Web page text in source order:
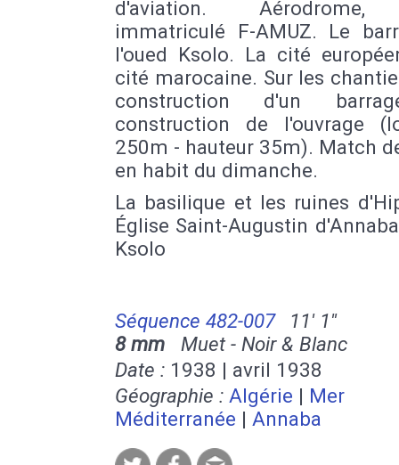
d'aviation. Aérodrome,
immatriculé F-AMUZ. Le
l'oued Ksolo. La cité
cité marocaine. Sur les
construction d'un
construction de l'ouvrage
250m - hauteur 35m). Match
en habit du dimanche.
La basilique et les ruines
Église Saint-Augustin
Ksolo
Séquence 482-007
11' 1''
8 mm Muet - Noir & Blanc
Date : 1938 | avril 1938
Géographie : Algérie | Mer
Méditerranée | Annaba